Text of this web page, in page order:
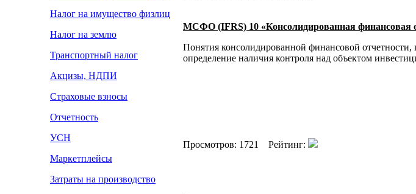
Налог на имущество физлиц
Налог на землю
Транспортный налог
Акцизы, НДПИ
Страховые взносы
Отчетность
УСН
Маркетплейсы
Затраты на производство
МСФО (IFRS) 10 «Консолидированная финансовая
Понятия консолидированной финансовой
определение наличия контроля над объектом
Просмотров: 1721 Рейтинг: